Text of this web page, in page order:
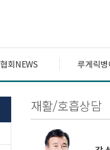
협회NEWS 루게릭
재활/호흡상담